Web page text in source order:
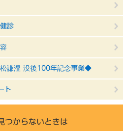
診
謙澄 没後100年記念事業◆
ト
つからないときは